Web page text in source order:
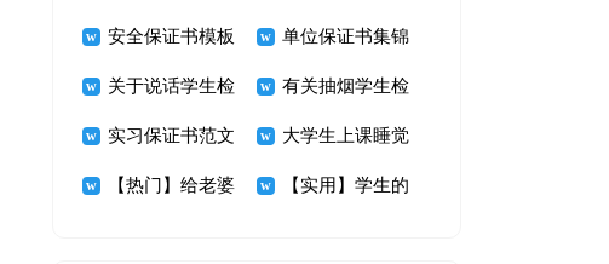
证书7篇 讨书三篇
安全保证书模板
集合六篇
单位保证书集锦
六篇
关于说话学生检
讨书范文集锦9
篇
有关抽烟学生检
讨书九篇
实习保证书范文
汇编10篇
大学生上课睡觉
检讨书
【热门】给老婆 【实用】学生的